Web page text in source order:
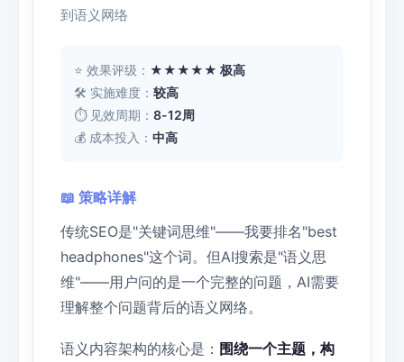
到语义网络
⭐ 效果评级： ★★★★★ 极高
🛠 实施难度： 较高
⏱ 见效周期： 8-12周
💰 成本投入： 中高
📖 策略详解
传统SEO是"关键词思维"——我要排名"best
headphones"这个词。但AI搜索是"语义思
维"——用户问的是一个完整的问题，AI需要
理解整个问题背后的语义网络。
语义内容架构的核心是： 围绕一个主题，构